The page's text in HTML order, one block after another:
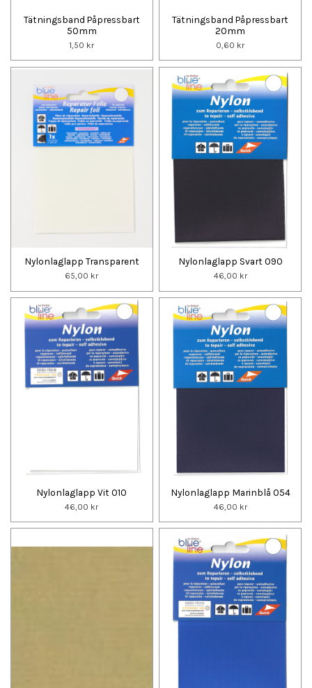
Tätningsband Påpressbart
50mm
1,50 kr
Tätningsband Påpressbart
20mm
0,60 kr
Nylonlaglapp Transparent
65,00 kr
Nylonlaglapp Svart 090
46,00 kr
Nylonlaglapp Vit 010
46,00 kr
Nylonlaglapp Marinblå 054
46,00 kr